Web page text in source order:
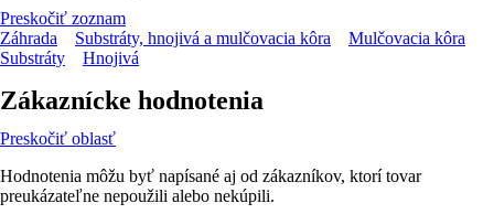
Preskočiť zoznam
Záhrada
Substráty, hnojivá a mulčovacia kôra
Mulčovacia kôra
Substráty
Hnojivá
Zákaznícke hodnotenia
Preskočiť oblasť
Hodnotenia môžu byť napísané aj od zákazníkov, ktorí tovar
preukázateľne nepoužili alebo nekúpili.